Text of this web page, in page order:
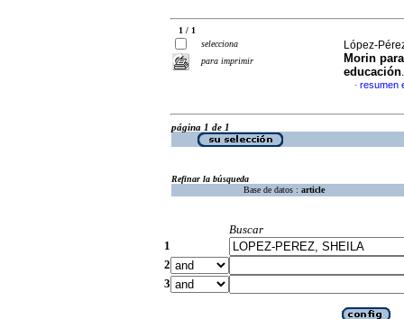
1 / 1
selecciona
para imprimir
López-
Morin
educación
· resumen
página 1 de 1
Refinar la búsqueda
Base de datos : article
Buscar
1
2
3